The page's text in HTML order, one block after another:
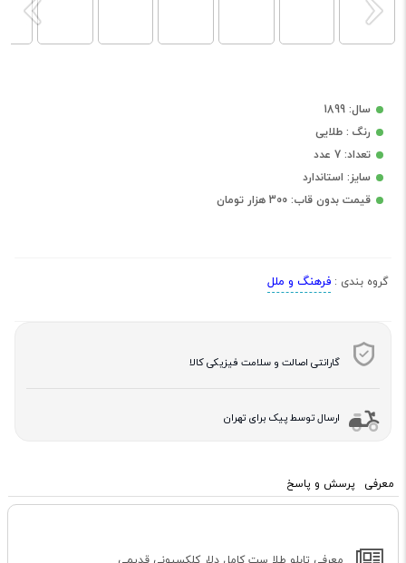
سال: 1899
رنگ : طلایی
تعداد: 7 عدد
سایز: استاندارد
قیمت بدون قاب: 300 هزار تومان
گروه بندی : فرهنگ و ملل
گارانتی اصالت و سلامت فیزیکی کالا
ارسال توسط پیک برای تهران
معرفی پرسش و پاسخ